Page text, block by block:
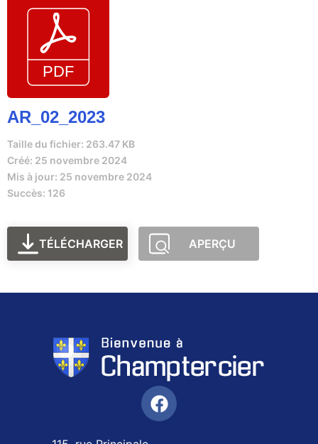
AR_02_2023
Taille du fichier: 263.47 KB
Créé: 25 novembre 2024
Mis à jour: 25 novembre 2024
Succès: 126
TÉLÉCHARGER APERÇU